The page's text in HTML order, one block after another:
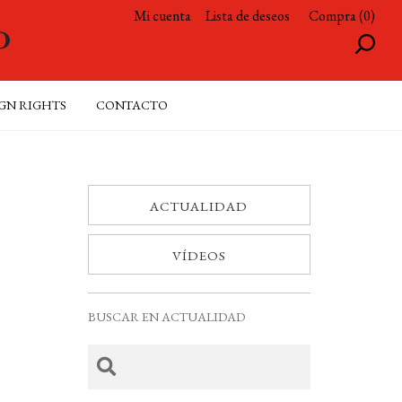
Mi cuenta Lista de deseos Compra (0)
RIGHTS CONTACTO
ACTUALIDAD
VÍDEOS
BUSCAR EN ACTUALIDAD